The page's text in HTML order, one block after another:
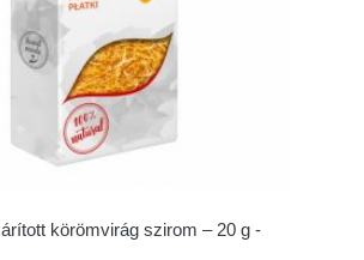
körömvirág szirom – 20 g -